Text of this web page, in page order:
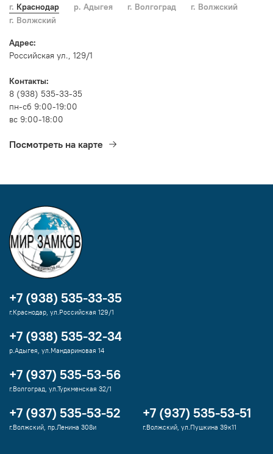
г. Краснодар р. Адыгея г. Волгоград
г. Волжский
г. Волжский
Адрес:
Российская ул., 129/1
Контакты:
8 (938) 535-33-35
пн-сб 9:00-19:00
вс 9:00-18:00
Посмотреть на карте
+7 (938) 535-33-35
г.Краснодар, ул.Российская 129/1
+7 (938) 535-32-34
р.Адыгея, ул.Мандариновая 14
+7 (937) 535-53-56
г.Волгоград, ул.Туркменская 32/1
+7 (937) 535-53-52
г.Волжский, пр.Ленина 308и
+7 (937) 535-53-51
г.Волжский, ул.Пушкина 39к11